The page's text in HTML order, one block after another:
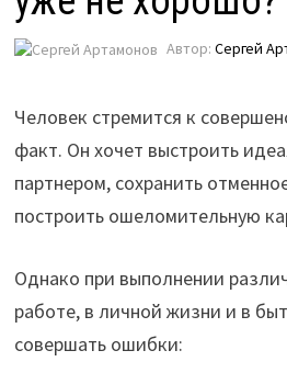
Автор: Сергей
Человек стремится к
факт. Он хочет выстроить
партнером, сохранить
построить ошеломительную
Однако при выполнении
работе, в личной жизни и в
совершать ошибки: